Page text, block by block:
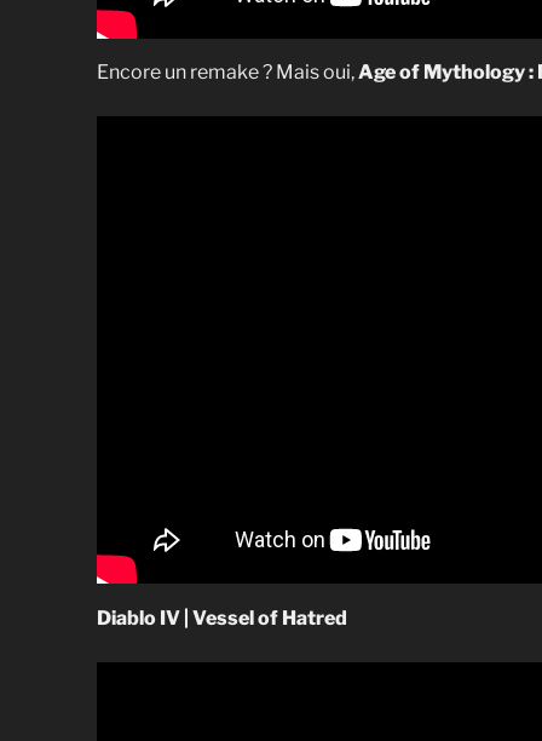
Encore un remake ? Mais oui,Age of Mythology :
Diablo IV | Vessel of Hatred